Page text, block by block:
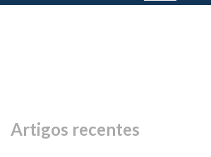
navigation
Artigos recentes